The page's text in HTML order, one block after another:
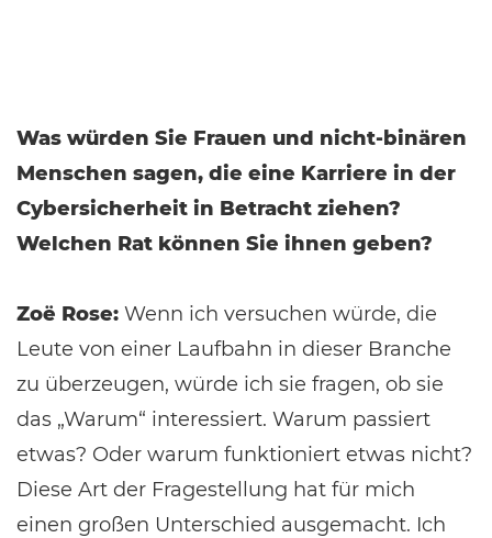
Was würden Sie Frauen und nicht-binären
Menschen sagen, die eine Karriere in der
Cybersicherheit in Betracht ziehen?
Welchen Rat können Sie ihnen geben?
Zoë Rose: Wenn ich versuchen würde, die
Leute von einer Laufbahn in dieser Branche
zu überzeugen, würde ich sie fragen, ob sie
das „Warum“ interessiert. Warum passiert
etwas? Oder warum funktioniert etwas nicht?
Diese Art der Fragestellung hat für mich
einen großen Unterschied ausgemacht. Ich